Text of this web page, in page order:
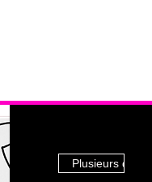
Plusieurs dates